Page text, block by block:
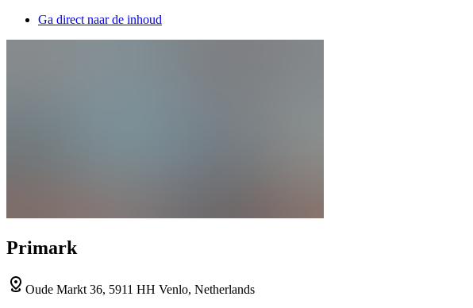
Ga direct naar de inhoud
Primark
Oude Markt 36, 5911 HH Venlo, Netherlands